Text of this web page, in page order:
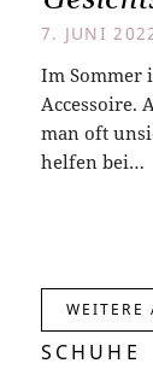
7. JUNI
Im Sommer
Accessoire.
man oft
helfen bei…
WEITERE
SCHUHE